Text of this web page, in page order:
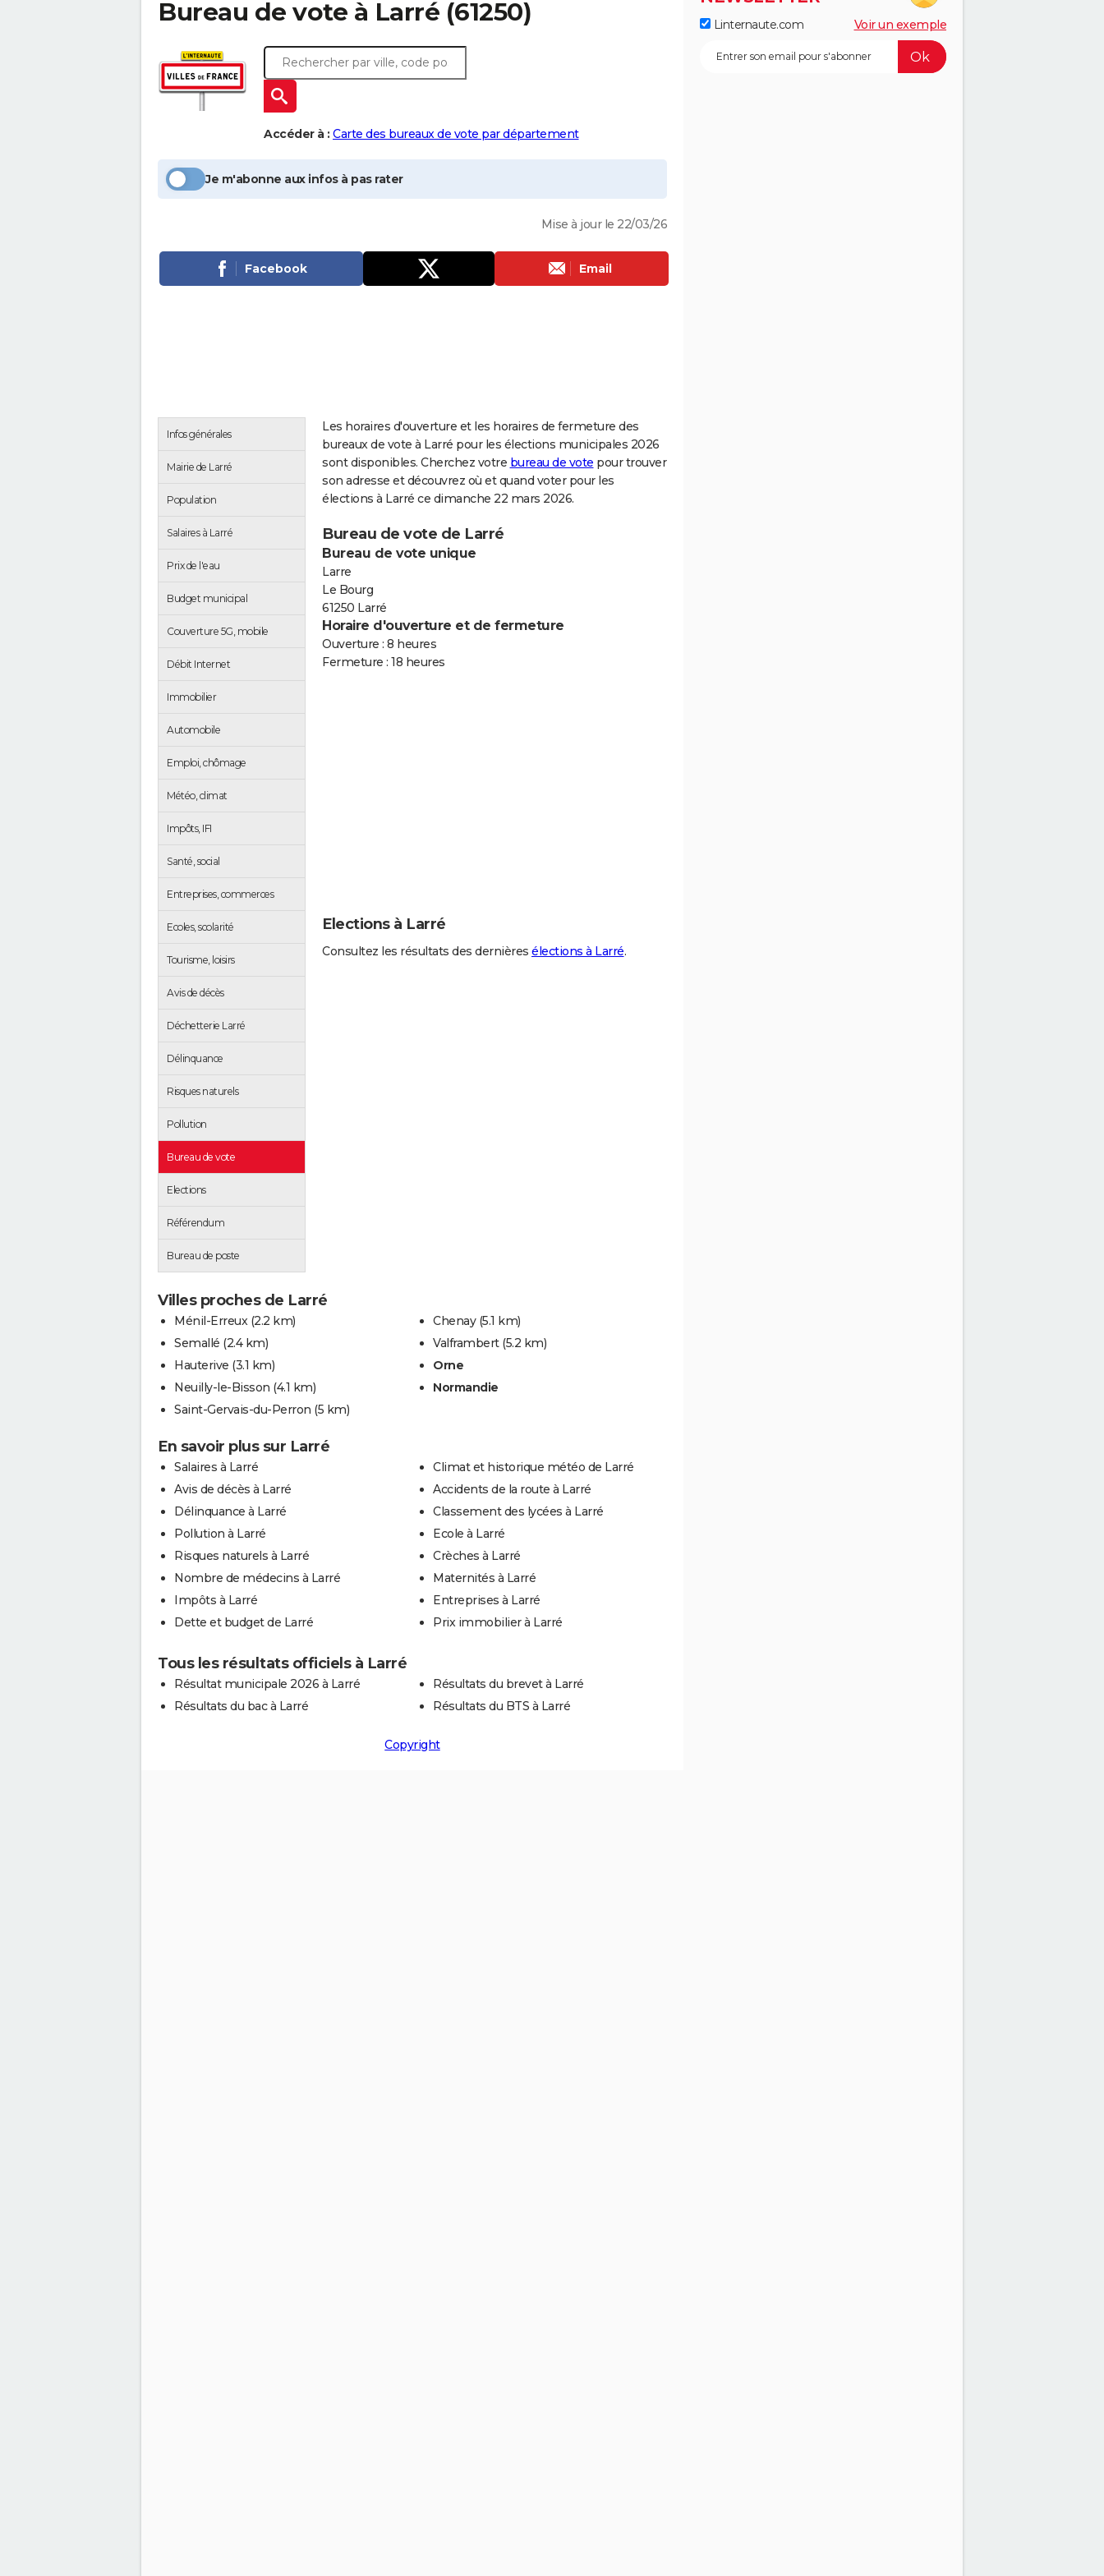
Bureau de vote à Larré (61250)
Accéder à : Carte des bureaux de vote par département
Je m'abonne aux infos à pas rater
Mise à jour le 22/03/26
Facebook Email
Infos générales
Mairie de Larré
Population
Salaires à Larré
Prix de l'eau
Budget municipal
Couverture 5G, mobile
Débit Internet
Immobilier
Automobile
Emploi, chômage
Météo, climat
Impôts, IFI
Santé, social
Entreprises, commerces
Ecoles, scolarité
Tourisme, loisirs
Avis de décès
Déchetterie Larré
Délinquance
Risques naturels
Pollution
Bureau de vote
Elections
Référendum
Bureau de poste
Les horaires d'ouverture et les horaires de fermeture des
bureaux de vote à Larré pour les élections municipales 2026
sont disponibles. Cherchez votre bureau de vote pour trouver
son adresse et découvrez où et quand voter pour les
élections à Larré ce dimanche 22 mars 2026.
Bureau de vote de Larré
Bureau de vote unique
Larre
Le Bourg
61250 Larré
Horaire d'ouverture et de fermeture
Ouverture : 8 heures
Fermeture : 18 heures
Elections à Larré
Consultez les résultats des dernières élections à Larré.
Villes proches de Larré
Ménil-Erreux (2.2 km)
Semallé (2.4 km)
Hauterive (3.1 km)
Neuilly-le-Bisson (4.1 km)
Saint-Gervais-du-Perron (5 km)
Chenay (5.1 km)
Valframbert (5.2 km)
Orne
Normandie
En savoir plus sur Larré
Salaires à Larré
Avis de décès à Larré
Délinquance à Larré
Pollution à Larré
Risques naturels à Larré
Nombre de médecins à Larré
Impôts à Larré
Dette et budget de Larré
Climat et historique météo de Larré
Accidents de la route à Larré
Classement des lycées à Larré
Ecole à Larré
Crèches à Larré
Maternités à Larré
Entreprises à Larré
Prix immobilier à Larré
Tous les résultats officiels à Larré
Résultat municipale 2026 à Larré
Résultats du bac à Larré
Résultats du brevet à Larré
Résultats du BTS à Larré
Copyright
Linternaute.com Voir un exemple